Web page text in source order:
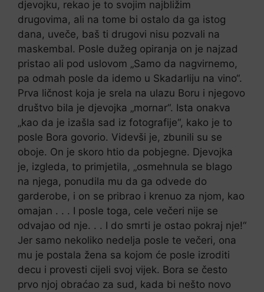
djevojku, rekao je to svojim najbližim
drugovima, ali na tome bi ostalo da ga istog
dana, uveče, baš ti drugovi nisu pozvali na
maskembal. Posle dužeg opiranja on je najzad
pristao ali pod uslovom „Samo da nagvirnemo,
pa odmah posle da idemo u Skadarliju na vino“.
Prva ličnost koja je srela na ulazu Boru i njegovo
društvo bila je djevojka „mornar“. Ista onakva
„kao da je izašla sad iz fotografije“, kako je to
posle Bora govorio. Videvši je, zbunili su se
oboje. On je skoro htio da pobjegne. Djevojka
je, izgleda, to primjetila, „osmehnula se blago
na njega, ponudila mu da ga odvede do
garderobe, i on se pribrao i krenuo za njom, kao
omajan . . . I posle toga, cele večeri nije se
odvajao od nje. . . I do smrti je ostao pokraj nje!“
Jer samo nekoliko nedelja posle te večeri, ona
mu je postala žena sa kojom će posle izroditi
decu i provesti cijeli svoj vijek. Bora se često
prvo njoj obraćao za sud, kada bi nešto novo